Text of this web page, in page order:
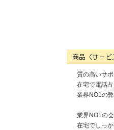
質の高いサ
在宅で電話
業界NO1の
業界NO1の
在宅でしっ